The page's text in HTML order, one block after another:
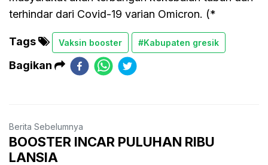
terhindar dari Covid-19 varian Omicron. (*
Tags Vaksin booster #Kabupaten gresik
Bagikan
Berita Sebelumnya
BOOSTER INCAR PULUHAN RIBU
LANSIA